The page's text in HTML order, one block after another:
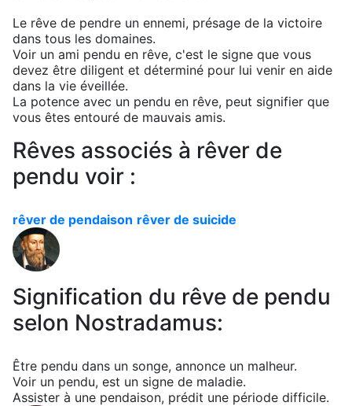
Le rêve de pendre un ennemi, présage de la victoire
dans tous les domaines.
Voir un ami pendu en rêve, c'est le signe que vous
devez être diligent et déterminé pour lui venir en aide
dans la vie éveillée.
La potence avec un pendu en rêve, peut signifier que
vous êtes entouré de mauvais amis.
Rêves associés à rêver de
pendu voir :
rêver de pendaison rêver de suicide
Signification du rêve de pendu
selon Nostradamus:
Être pendu dans un songe, annonce un malheur.
Voir un pendu, est un signe de maladie.
Assister à une pendaison, prédit une période difficile.